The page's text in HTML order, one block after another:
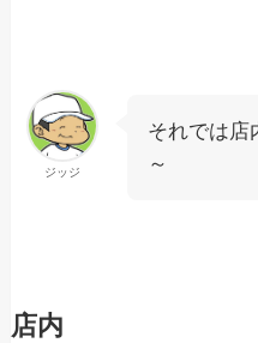
ジッジ
それでは店
～
店内